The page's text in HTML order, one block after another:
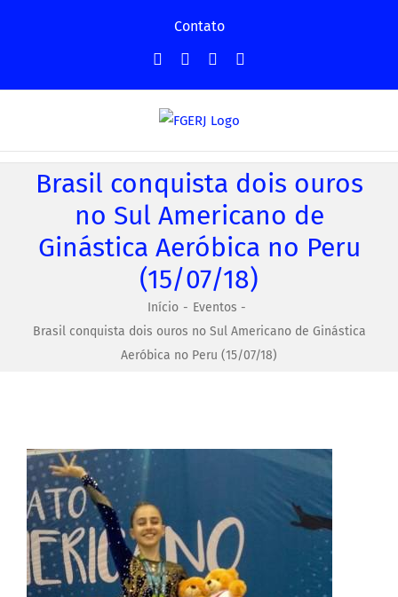
conteúdo
Contato
FacebookInstagramYouTube
Grupo
Brasil conquista dois ouros
no Sul Americano de
Ginástica Aeróbica no Peru
(15/07/18)
Início
Eventos
Brasil conquista dois ouros no Sul Americano de Ginástica
Aeróbica no Peru (15/07/18)